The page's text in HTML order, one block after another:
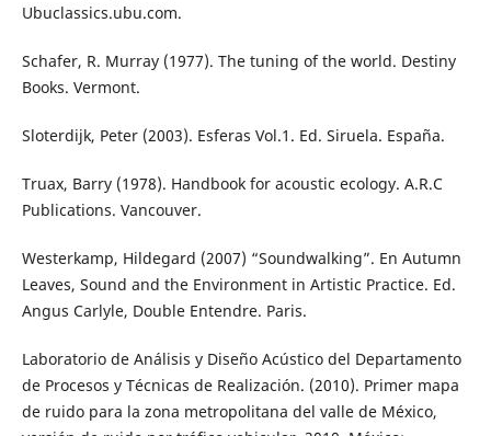
Ubuclassics.ubu.com.
Schafer, R. Murray (1977). The tuning of the world. Destiny
Books. Vermont.
Sloterdijk, Peter (2003). Esferas Vol.1. Ed. Siruela. España.
Truax, Barry (1978). Handbook for acoustic ecology. A.R.C
Publications. Vancouver.
Westerkamp, Hildegard (2007) “Soundwalking”. En Autumn
Leaves, Sound and the Environment in Artistic Practice. Ed.
Angus Carlyle, Double Entendre. Paris.
Laboratorio de Análisis y Diseño Acústico del Departamento
de Procesos y Técnicas de Realización. (2010). Primer mapa
de ruido para la zona metropolitana del valle de México,